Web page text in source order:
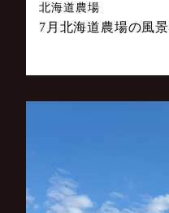
北海道農場
7月北海道農場の風景